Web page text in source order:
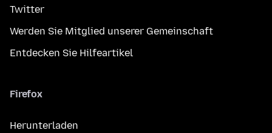
Twitter
Werden Sie Mitglied unserer Gemeinschaft
Entdecken Sie Hilfeartikel
Firefox
Herunterladen